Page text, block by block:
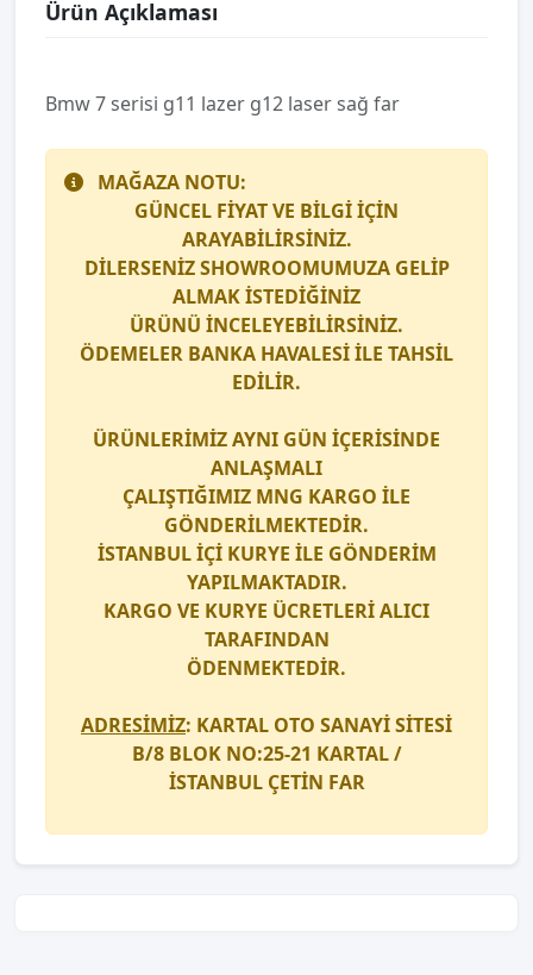
Ürün Açıklaması
Bmw 7 serisi g11 lazer g12 laser sağ far
MAĞAZA NOTU:
GÜNCEL FİYAT VE BİLGİ İÇİN
ARAYABİLİRSİNİZ.
DİLERSENİZ SHOWROOMUMUZA GELİP
ALMAK İSTEDİĞİNİZ
ÜRÜNÜ İNCELEYEBİLİRSİNİZ.
ÖDEMELER BANKA HAVALESİ İLE TAHSİL
EDİLİR.
ÜRÜNLERİMİZ AYNI GÜN İÇERİSİNDE
ANLAŞMALI
ÇALIŞTIĞIMIZ MNG KARGO İLE
GÖNDERİLMEKTEDİR.
İSTANBUL İÇİ KURYE İLE GÖNDERİM
YAPILMAKTADIR.
KARGO VE KURYE ÜCRETLERİ ALICI
TARAFINDAN
ÖDENMEKTEDİR.
ADRESİMİZ: KARTAL OTO SANAYİ SİTESİ
B/8 BLOK NO:25-21 KARTAL /
İSTANBUL ÇETİN FAR